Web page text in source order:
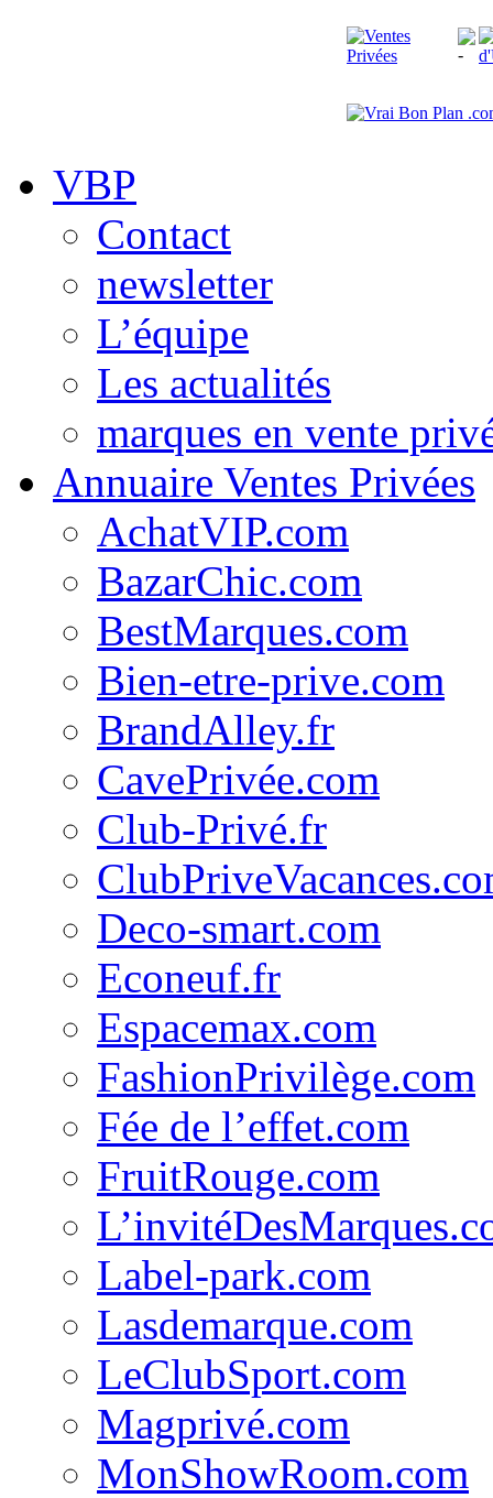
VBP
Contact
newsletter
L’équipe
Les actualités
marques en vente
Annuaire Ventes Privées
AchatVIP.com
BazarChic.com
BestMarques.com
Bien-etre-prive.com
BrandAlley.fr
CavePrivée.com
Club-Privé.fr
Deco-smart.com
Econeuf.fr
Espacemax.com
FashionPrivilège.com
Fée de l’effet.com
FruitRouge.com
Label-park.com
Lasdemarque.com
LeClubSport.com
Magprivé.com
MonShowRoom.com